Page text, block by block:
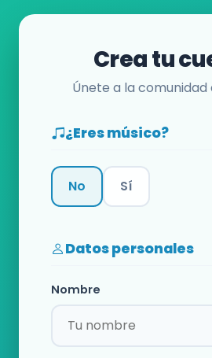
Crea tu
Únete a la comunidad
¿Eres músico?
No Sí
Datos personales
Nombre